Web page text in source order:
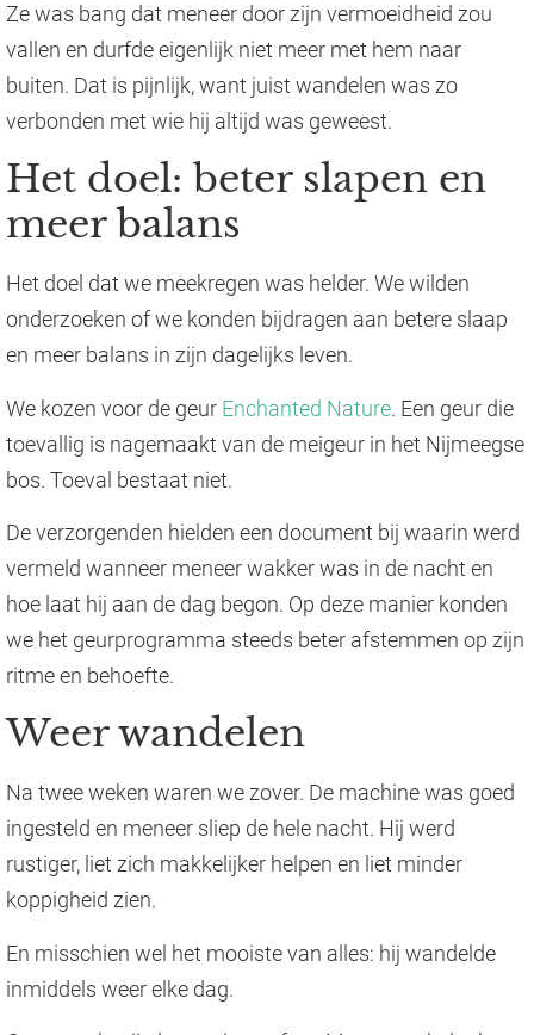
Ze was bang dat meneer door zijn vermoeidheid zou
vallen en durfde eigenlijk niet meer met hem naar
buiten. Dat is pijnlijk, want juist wandelen was zo
verbonden met wie hij altijd was geweest.
Het doel: beter slapen en
meer balans
Het doel dat we meekregen was helder. We wilden
onderzoeken of we konden bijdragen aan betere slaap
en meer balans in zijn dagelijks leven.
We kozen voor de geur Enchanted Nature. Een geur die
toevallig is nagemaakt van de meigeur in het Nijmeegse
bos. Toeval bestaat niet.
De verzorgenden hielden een document bij waarin werd
vermeld wanneer meneer wakker was in de nacht en
hoe laat hij aan de dag begon. Op deze manier konden
we het geurprogramma steeds beter afstemmen op zijn
ritme en behoefte.
Weer wandelen
Na twee weken waren we zover. De machine was goed
ingesteld en meneer sliep de hele nacht. Hij werd
rustiger, liet zich makkelijker helpen en liet minder
koppigheid zien.
En misschien wel het mooiste van alles: hij wandelde
inmiddels weer elke dag.